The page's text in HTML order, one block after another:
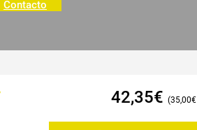
Contacto
42,35€ 35,00€